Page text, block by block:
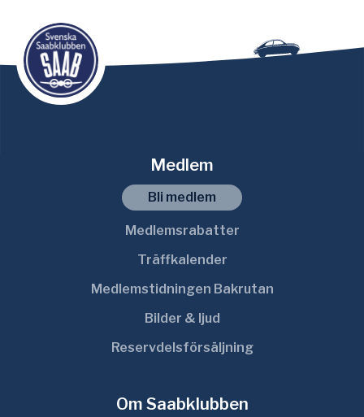
:
Medlem
Bli medlem
Medlemsrabatter
Träffkalender
Medlemstidningen Bakrutan
Bilder & ljud
Reservdelsförsäljning
Om Saabklubben